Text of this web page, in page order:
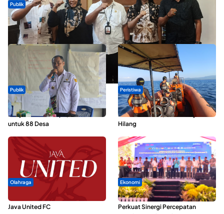
Publik
Dua Talenta Muda Ternate Wakili Maluku Utara di Gita Bahana
Nusantara 2026
Publik
ABDESI Morotai Apresiasi
Penyaluran ADD Rp3,13 Miliar
untuk 88 Desa
Peristiwa
Dua Longboat Bertabrakan di
Perairan Taliabu, Satu Nelayan
Hilang
Olahraga
Dari Malut United Berubah Jadi
Java United FC
Ekonomi
Seminar di Ternate, Mendes
Perkuat Sinergi Percepatan